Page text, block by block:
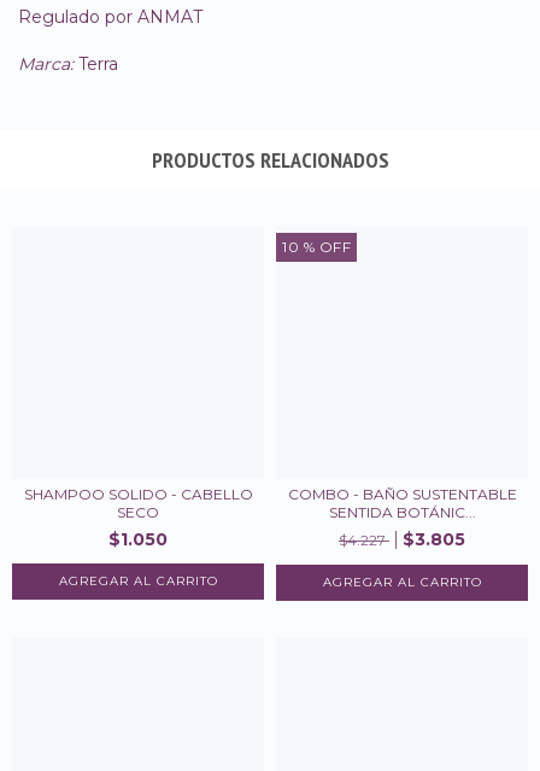
Regulado por ANMAT
Marca:Terra
PRODUCTOS RELACIONADOS
SHAMPOO SOLIDO - CABELLO
SECO
$1.050
10 % OFF
COMBO - BAÑO SUSTENTABLE
SENTIDA BOTÁNIC...
$4.227
$3.805